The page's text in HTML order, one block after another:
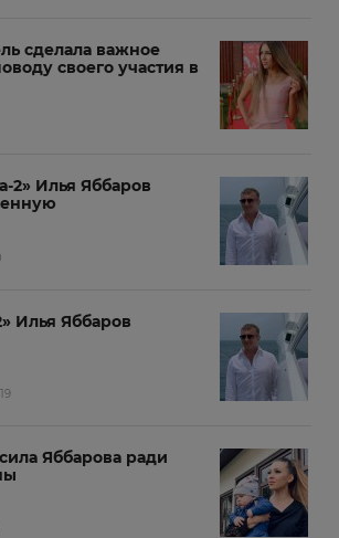
сделала важное
своего участия в
2» Илья Яббаров
Илья Яббаров
Яббарова ради